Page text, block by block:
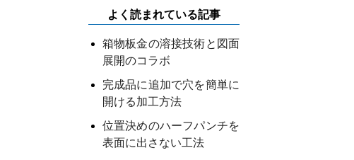
よく読まれている記事
箱物板金の溶接技術と図面
展開のコラボ
完成品に追加で穴を簡単に
開ける加工方法
位置決めのハーフパンチを
表面に出さない工法